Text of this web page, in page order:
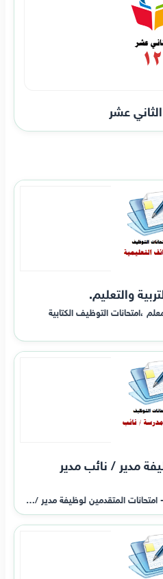
عشر
والتعليم.
،امتحانات التوظيف الكتابية
مدير / نائب مدير
امتحانات المتقدمين لوظيفة مدير /…